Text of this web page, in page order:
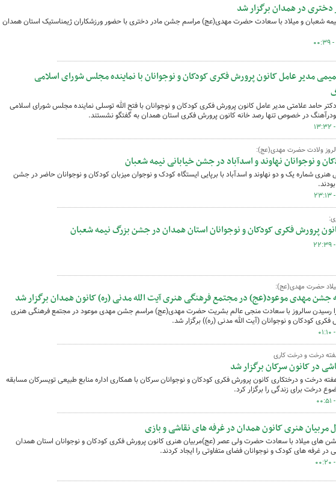
در همدان برگزار شد
شعبان و میلاد با سعادت حضرت مهدی(عج) مراسم جشن مادر دختری با حضور ورزشکاران ژیمناستیک استان همدان
مدیر عامل کانون پرورش فکری کودکان و نوجوانان با نماینده مجلس شورای اسلامی
حامد علامتی مدیر عامل کانون پرورش فکری کودکان و نوجوانان با فتح الله توسلی نماینده مجلس شورای اسلامی
در خصوص تنها رصد خانه کانون پرورش فکری استان همدان به گفتگو نشستند.
ولادت حضرت مهدی(عج):
و نوجوانان نهاوند و اسدآباد در جشن خیابانی نیمه شعبان
هنری شماره یک و دو نهاوند و اسدآباد با برپایی ایستگاه کودک و نوجوان میزبان کودکان و نوجوانان حاضر در جشن
پرورش فکری کودکان و نوجوانان استان همدان در جشن بزرگ نیمه شعبان
حضرت مهدی(عج):
جشن مهدی موعود(عج) در مجتمع فرهنگی هنری آیت الله مدنی (ره) کانون همدان برگزار شد
رسیدن سالروز با سعادت منجی عالم بشریت حضرت مهدی(عج) مراسم جشن مهدی موعود در مجتمع فرهنگی هنری
فکری کودکان و نوجوانان (آیت الله مدنی (ره)) برگزار شد.
درخت و درخت کاری
در کانون سرکان برگزار شد
درخت و درختکاری کانون پرورش فکری کودکان و نوجوانان سرکان با همکاری اداره منابع طبیعی تویسرکان مسابقه
درخت برای زندگی را برگزار کرد.
مربیان هنری کانون همدان در غرفه های نقاشی و بازی
های میلاد با سعادت حضرت ولی عصر (عج)مربیان هنری کانون‌ پرورش فکری کودکان و نوجوانان استان همدان
در غرفه های کودک و نوجوانان فضای متفاوتی را ایجاد کردند.